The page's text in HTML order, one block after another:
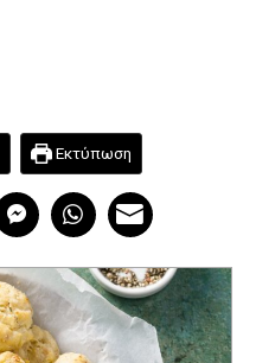
Εκτύπωση